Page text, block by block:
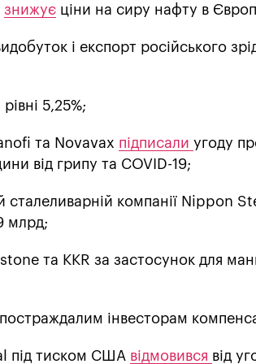
знижує ціни на сиру нафту в
і експорт російського
5,25%;
та Novavax підписали угоду
від грипу та COVID-19;
сталеливарній компанії Nippon
млрд;
та KKR за застосунок для
постраждалим інвесторам
під тиском США відмовився від